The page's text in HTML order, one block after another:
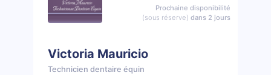
Prochaine disponibilité
(sous réserve) dans 2 jours
Victoria Mauricio
Technicien dentaire équin